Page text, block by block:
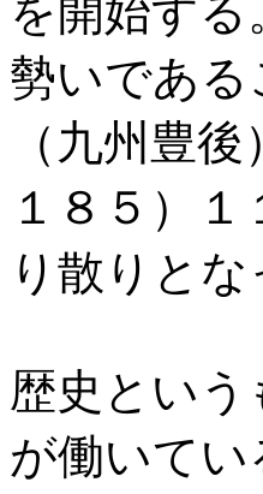
を開始す
勢いであ
（九州豊
１８５）
り散りと
歴史とい
が働いて